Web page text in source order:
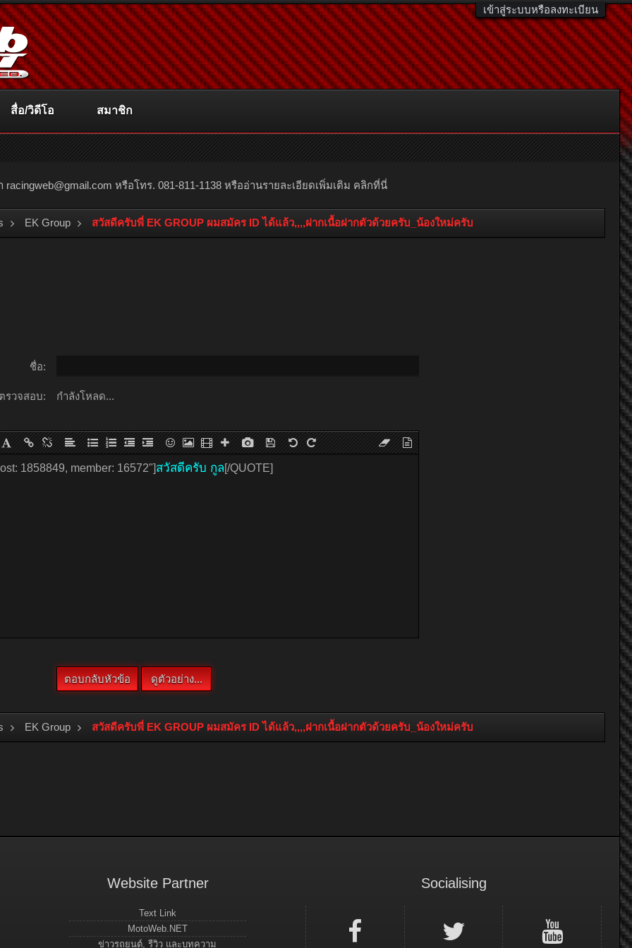
เข้าสู่ระบบหรือลงทะเบียน
racingweb@gmail.com หรือโทร. 081-811-1138 หรืออ่านรายละเอียดเพิ่มเติม คลิกที่นี่
EK Group สวัสดีครับพี่ EK GROUP ผมสมัคร ID ได้แล้ว,,,,ฝากเนื้อฝากตัวด้วยครับ_น้องใหม่ครับ
ชื่อ:
รวจสอบ: กำลังโหลด...
EK Group สวัสดีครับพี่ EK GROUP ผมสมัคร ID ได้แล้ว,,,,ฝากเนื้อฝากตัวด้วยครับ_น้องใหม่ครับ
สื่อ/วิดีโอ สมาชิก
Website Partner
Text Link
MotoWeb.NET
ข่าวรถยนต์, รีวิว และบทความ
Socialising